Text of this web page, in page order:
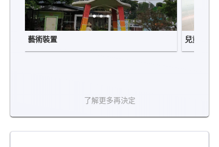
藝術裝置 兒童遊戲
了解更多再決定